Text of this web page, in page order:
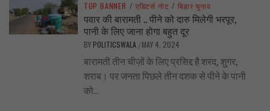
TOP BANNER / एडिटर्स नोट / बिहार चुनाव
पवार की बारामती .. पीने को दारु मिलेगी भरपूर,
पानी के लिए जाना होगा बहुत दूर
BY POLITICSWALA / MAY 4, 2024
बारामती तीन चीज़ों के लिए प्रसिद्द है शरद, शुगर,
शराब। पर जनता पिछले तीन दशक से पीने के पानी
को...